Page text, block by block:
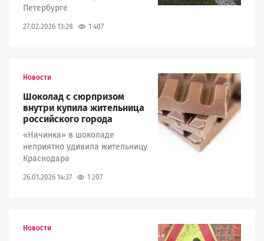
Петербурге
27.02.2026 13:28 1 407
Новости
Шоколад с сюрпризом
внутри купила жительница
российского города
«Начинка» в шоколаде
неприятно удивила жительницу
Краснодара
26.01.2026 14:37 1 207
Image
Новости Image